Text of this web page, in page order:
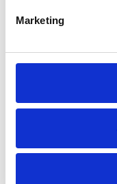
Marketing
platformhaak
kantplankset
Bij vrijstaand